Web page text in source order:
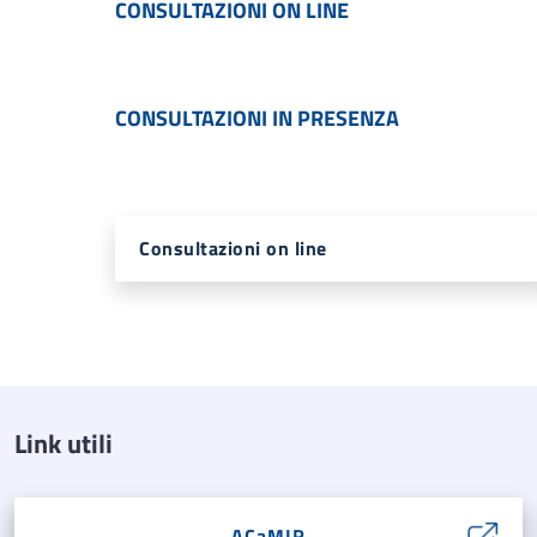
CONSULTAZIONI ON LINE
CONSULTAZIONI IN PRESENZA
Consultazioni on line
Link utili